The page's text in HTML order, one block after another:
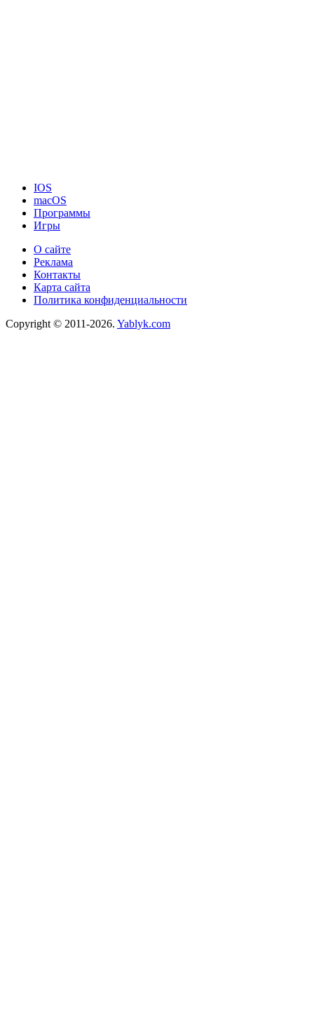
IOS
macOS
Программы
Игры
О сайте
Реклама
Контакты
Карта сайта
Политика конфиденциальности
Copyright © 2011-2026. Yablyk.сom